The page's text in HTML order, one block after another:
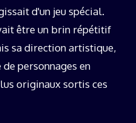
d'un jeu spécial.
être un brin répétitif
sa direction artistique,
personnages en
originaux sortis ces